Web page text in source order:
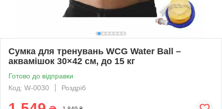
Сумка для тренувань WCG Water Ball –
аквамішок 30×42 см, до 15 кг
Готово до відправки
Код: W-0030
Роздріб